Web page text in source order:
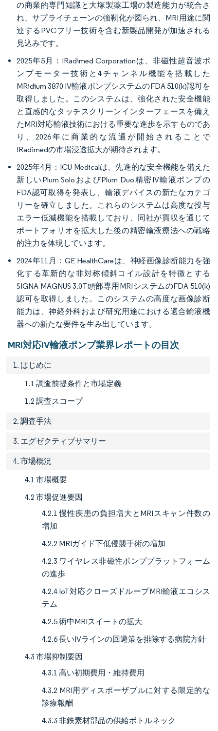
の商業的専門知識と大塚製薬工場の製造能力が統合さ
れ、サプライチェーンの強靭化が図られ、MRI用途に関
連するPVCフリー技術を含む新製品開発が加速される
見込みです。
2025年5月：IRadimed Corporationは、非磁性超音波ポ
ンプモーター技術と4チャンネル機能を搭載した
MRidium 3870 IV輸液ポンプシステムのFDA 510(k)認可を
取得しました。このシステムは、強化された安全機能
と直感的なタッチスクリーンインターフェースを備え
たMRI対応輸液技術における重要な進歩を示すものであ
り、2026年に商業的な流通が開始されることで
IRadimedの市場浸透拡大が期待されます。
2025年4月：ICU Medicalは、先進的な安全機能を備えた
新しいPlum SoloおよびPlum Duo精密IV輸液ポンプの
FDA認可取得を発表し、輸液デバイスの新たなカテゴ
リーを確立しました。これらのシステムは高度な投与
エラー低減機能を搭載しており、同社が買収を通じて
ポートフォリオを拡大した後の精密輸液療法への戦略
的注力を体現しています。
2024年11月：GE HealthCareは、神経画像診断能力を強
化する革新的な非対称傾斜コイル設計を特徴とする
SIGNA MAGNUS 3.0T頭部専用MRIシステムのFDA 510(k)
認可を取得しました。このシステムの高度な画像診断
能力は、神経外科および研究用途における適合輸液機
器への新たな要件を生み出しています。
MRI対応IV輸液ポンプ業界レポートの目次
1. はじめに
1.1 調査前提条件と市場定義
1.2 調査スコープ
2. 調査手法
3. エグゼクティブサマリー
4. 市場概況
4.1 市場概要
4.2 市場促進要因
4.2.1 慢性疾患の負担増大とMRIスキャン件数の
増加
4.2.2 MRIガイド下低侵襲手術の増加
4.2.3 ワイヤレス非磁性ポンププラットフォーム
の進歩
4.2.4 IoT対応クローズドループMRI輸液エコシス
テム
4.2.5 術中MRIスイートの拡大
4.2.6 長いIVラインの回避策を排除する病院方針
4.3 市場抑制要因
4.3.1 高い初期費用・維持費用
4.3.2 MRI用ディスポーザブルに対する限定的な
診療報酬
4.3.3 非鉄素材部品の供給ボトルネック